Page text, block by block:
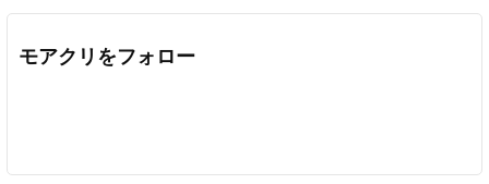
モアクリをフォロー